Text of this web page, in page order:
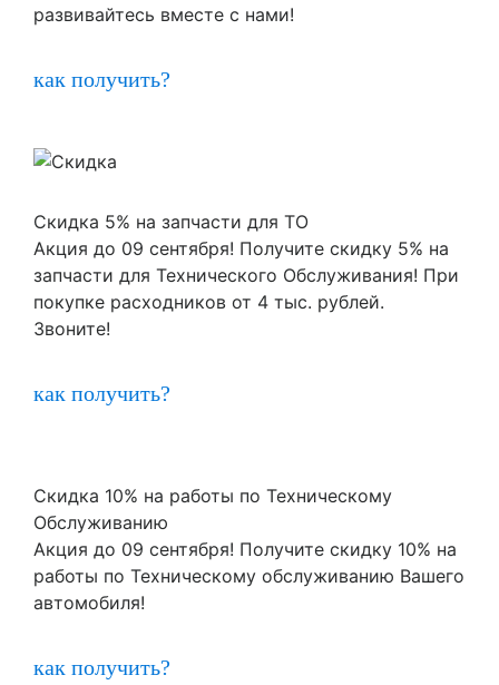
развивайтесь вместе с нами!
как получить?
Скидка 5% на запчасти для ТО
Акция до 09 сентября! Получите скидку 5% на
запчасти для Технического Обслуживания! При
покупке расходников от 4 тыс. рублей.
Звоните!
как получить?
Скидка 10% на работы по Техническому
Обслуживанию
Акция до 09 сентября! Получите скидку 10% на
работы по Техническому обслуживанию Вашего
автомобиля!
как получить?